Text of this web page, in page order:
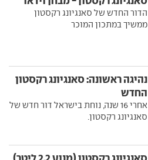
הדור החדש של סאנגיונג רקסטון
ממשיך במתכון המוכר
נהיגה ראשונה: סאנגיונג רקסטון
החדש
אחרי 16 שנה, נוחת בישראל דור חדש של
סאנגיונג רקסטון.